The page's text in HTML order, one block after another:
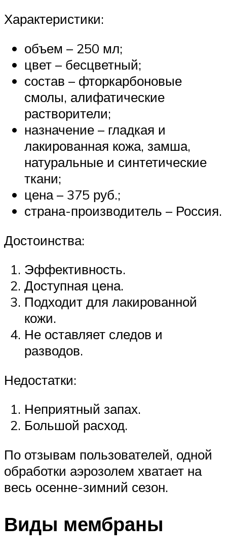
Характеристики:
объем – 250 мл;
цвет – бесцветный;
состав – фторкарбоновые
смолы, алифатические
растворители;
назначение – гладкая и
лакированная кожа, замша,
натуральные и синтетические
ткани;
цена – 375 руб.;
страна-производитель – Россия.
Достоинства:
Эффективность.
Доступная цена.
Подходит для лакированной
кожи.
Не оставляет следов и
разводов.
Недостатки:
Неприятный запах.
Большой расход.
По отзывам пользователей, одной
обработки аэрозолем хватает на
весь осенне-зимний сезон.
Виды мембраны